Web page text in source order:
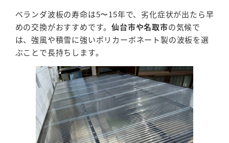
ベランダ波板の寿命は5〜15年で、劣化症状が出たら早
めの交換がおすすめです。仙台市や名取市の気候で
は、強風や積雪に強いポリカーボネート製の波板を選
ぶことで長持ちします。